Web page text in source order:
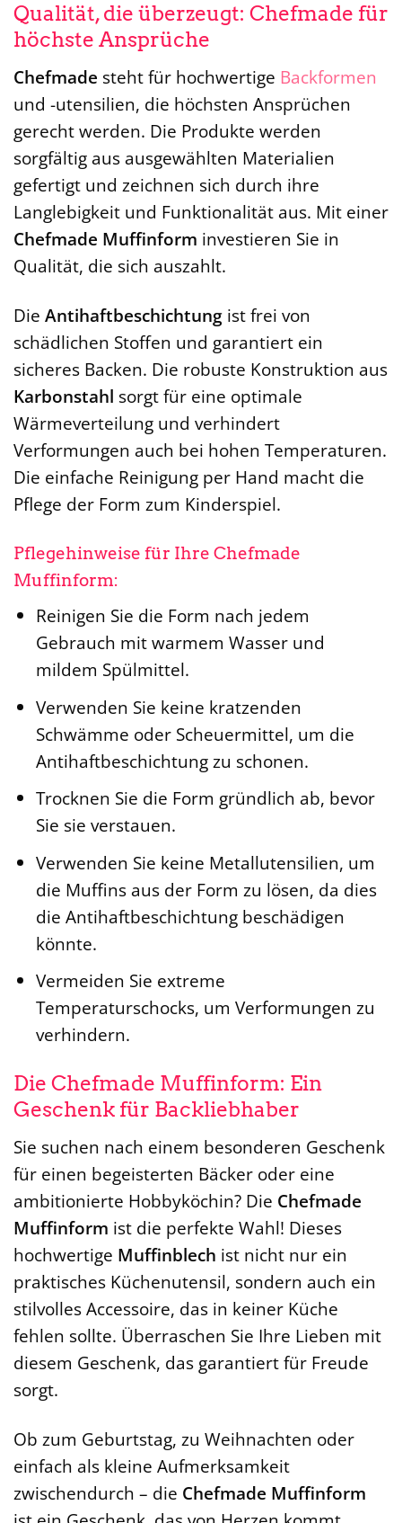
Qualität, die überzeugt: Chefmade für
höchste Ansprüche
Chefmade steht für hochwertige Backformen
und -utensilien, die höchsten Ansprüchen
gerecht werden. Die Produkte werden
sorgfältig aus ausgewählten Materialien
gefertigt und zeichnen sich durch ihre
Langlebigkeit und Funktionalität aus. Mit einer
Chefmade Muffinform investieren Sie in
Qualität, die sich auszahlt.
Die Antihaftbeschichtung ist frei von
schädlichen Stoffen und garantiert ein
sicheres Backen. Die robuste Konstruktion aus
Karbonstahl sorgt für eine optimale
Wärmeverteilung und verhindert
Verformungen auch bei hohen Temperaturen.
Die einfache Reinigung per Hand macht die
Pflege der Form zum Kinderspiel.
Pflegehinweise für Ihre Chefmade
Muffinform:
Reinigen Sie die Form nach jedem
Gebrauch mit warmem Wasser und
mildem Spülmittel.
Verwenden Sie keine kratzenden
Schwämme oder Scheuermittel, um die
Antihaftbeschichtung zu schonen.
Trocknen Sie die Form gründlich ab, bevor
Sie sie verstauen.
Verwenden Sie keine Metallutensilien, um
die Muffins aus der Form zu lösen, da dies
die Antihaftbeschichtung beschädigen
könnte.
Vermeiden Sie extreme
Temperaturschocks, um Verformungen zu
verhindern.
Die Chefmade Muffinform: Ein
Geschenk für Backliebhaber
Sie suchen nach einem besonderen Geschenk
für einen begeisterten Bäcker oder eine
ambitionierte Hobbyköchin? Die Chefmade
Muffinform ist die perfekte Wahl! Dieses
hochwertige Muffinblech ist nicht nur ein
praktisches Küchenutensil, sondern auch ein
stilvolles Accessoire, das in keiner Küche
fehlen sollte. Überraschen Sie Ihre Lieben mit
diesem Geschenk, das garantiert für Freude
sorgt.
Ob zum Geburtstag, zu Weihnachten oder
einfach als kleine Aufmerksamkeit
zwischendurch – die Chefmade Muffinform